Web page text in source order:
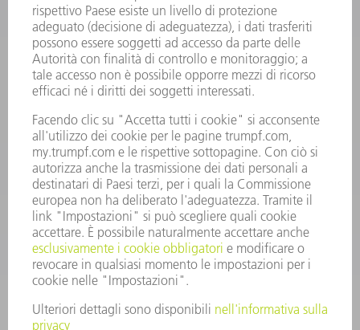
Domande frequenti
Condizioni generali di contratto
CONTATTO
RICAMBI TRUMPF ITALIA
lunedì a venerdì: 08:30 – 18:00
ricambi@trumpf.com
CONTATTO
UTENSILI TRUMPF ITALIA
+39 02 48489482
lunedì a venerdì: 08:00 – 18:00
utensili@trumpf.com